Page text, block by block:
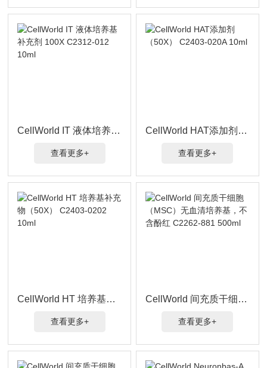
CellWorld IT 液体培养基补充剂 100X C2312-012 10ml
查看更多+
CellWorld HAT添加剂（50X） C2403-020A 10ml
查看更多+
CellWorld HT 培养基补充物（50X） C2403-0202 10ml
查看更多+
CellWorld 间充质干细胞（MSC）无血清培养基，不含酚红 C2262-881 500ml
查看更多+